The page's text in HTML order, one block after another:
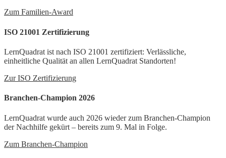
Zum Familien-Award
ISO 21001 Zertifizierung
LernQuadrat ist nach ISO 21001 zertifiziert: Verlässliche,
einheitliche Qualität an allen LernQuadrat Standorten!
Zur ISO Zertifizierung
Branchen-Champion 2026
LernQuadrat wurde auch 2026 wieder zum Branchen-Champion
der Nachhilfe gekürt – bereits zum 9. Mal in Folge.
Zum Branchen-Champion